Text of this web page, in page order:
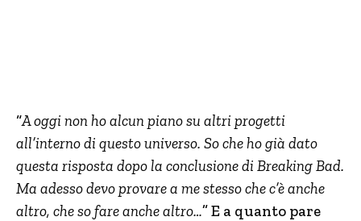
“A oggi non ho alcun piano su altri progetti
all’interno di questo universo. So che ho già dato
questa risposta dopo la conclusione di Breaking Bad.
Ma adesso devo provare a me stesso che c’è anche
altro, che so fare anche altro…” E a quanto pare